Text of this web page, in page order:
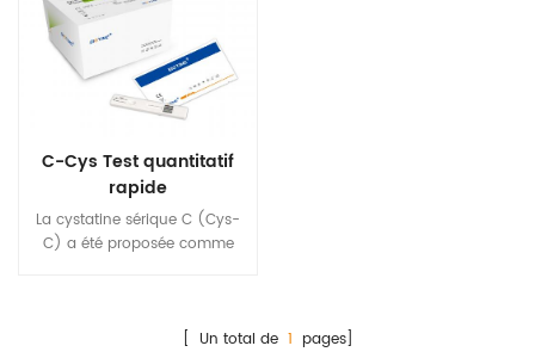
C-Cys Test quantitatif
rapide
La cystatine sérique C (Cys-
C) a été proposée comme
(créatinine) est largement[ Un total de 1 pages]